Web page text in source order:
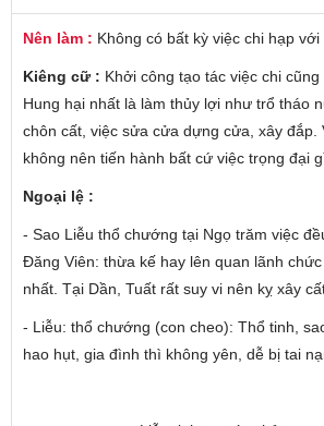
Nên làm : Không có bất kỳ việc chi hạp với
Kiêng cữ : Khởi công tạo tác việc chi
Hung hại nhất là làm thủy lợi như trổ tháo
chôn cất, việc sửa cửa dựng cửa, xây đắp.
không nên tiến hành bất cứ việc trọng đại
Ngoại lệ :
- Sao Liễu thổ chướng tại Ngọ trăm việc
Đăng Viên: thừa kế hay lên quan lãnh
nhất. Tại Dần, Tuất rất suy vi nên kỵ xây
- Liễu: thổ chướng (con cheo): Thổ tinh,
hao hụt, gia đình thì không yên, dễ bị tai